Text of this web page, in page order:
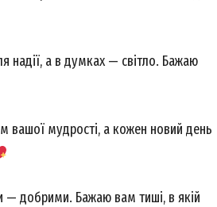
надії, а в думках — світло. Бажаю
вашої мудрості, а кожен новий день
— добрими. Бажаю вам тиші, в якій